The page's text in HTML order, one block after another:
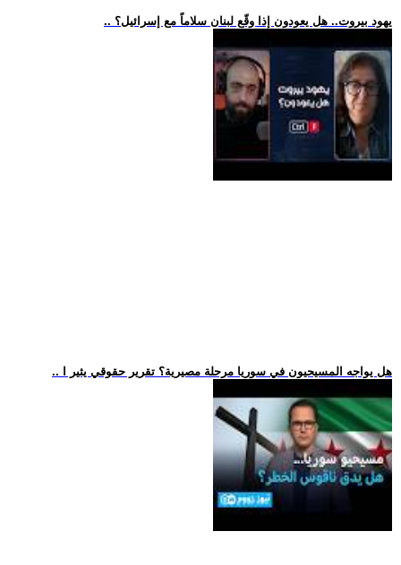
.. يهود بيروت.. هل يعودون إذا وقّع لبنان سلاماً مع إسرائيل؟
.. هل يواجه المسيحيون في سوريا مرحلة مصيرية؟ تقرير حقوقي يثير ا